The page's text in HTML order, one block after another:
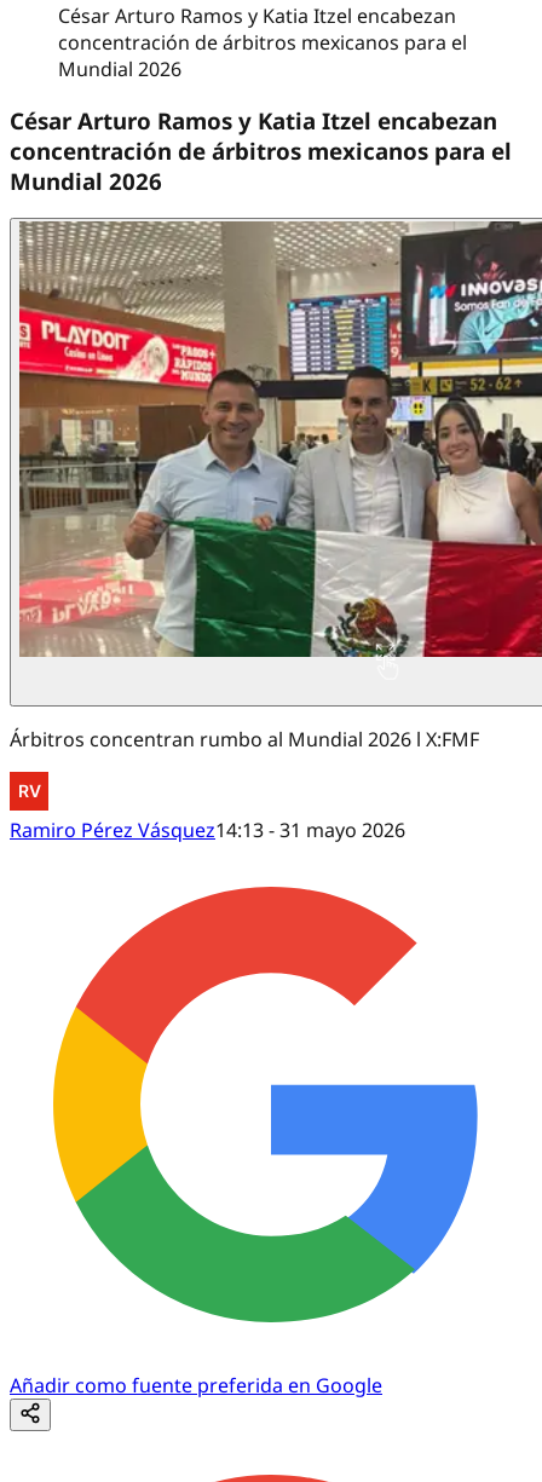
César Arturo Ramos y Katia Itzel encabezan
concentración de árbitros mexicanos para el
Mundial 2026
César Arturo Ramos y Katia Itzel encabezan
concentración de árbitros mexicanos para el
Mundial 2026
Árbitros concentran rumbo al Mundial 2026 l X:FMF
Ramiro Pérez Vásquez14:13 - 31 mayo 2026
Añadir como fuente preferida en Google